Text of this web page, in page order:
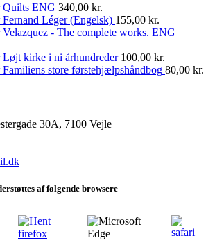
Quilts ENG 340,00 kr.
Fernand Léger (Engelsk) 155,00 kr.
Velazquez - The complete works. ENG
Løjt kirke i ni århundreder 100,00 kr.
Familiens store førstehjælpshåndbog 80,00 kr.
30A, 7100 Vejle
af følgende browsere